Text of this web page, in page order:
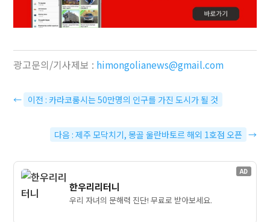
광고문의/기사제보 : himongolianews@gmail.com
← 이전 : 카라코룸시는 50만명의 인구를 가진 도시가 될 것
다음 : 제주 모닥치기, 몽골 울란바토르 해외 1호점 오픈 →
AD
한우리리터니
우리 자녀의 문해력 진단! 무료로 받아보세요.